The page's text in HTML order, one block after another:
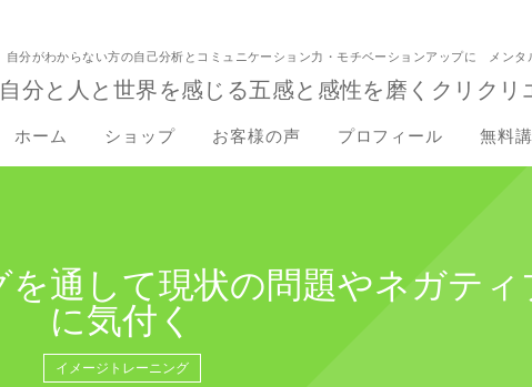
がわからない方の自己分析とコミュニケーション力・モチベーションアップに メンタ
と人と世界を感じる五感と感性を磨くクリクリ
ホーム ショップ お客様の声 プロフィール 無料
通して現状の問題やネガテ
に気付く
イメージトレーニング